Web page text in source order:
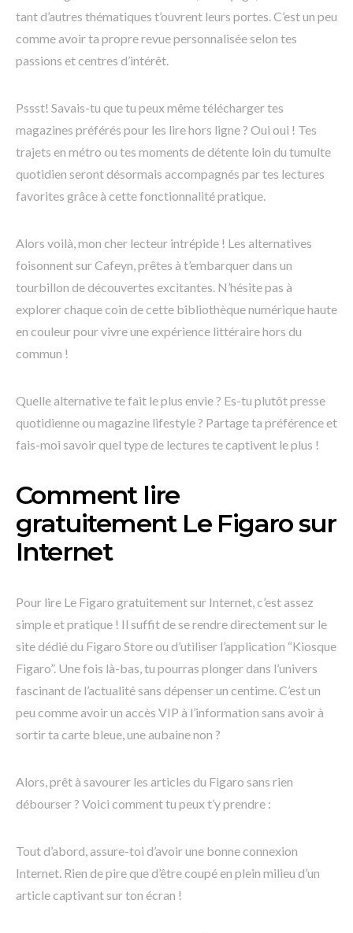
tant d’autres thématiques t’ouvrent leurs portes. C’est un peu
comme avoir ta propre revue personnalisée selon tes
passions et centres d’intérêt.
Pssst! Savais-tu que tu peux même télécharger tes
magazines préférés pour les lire hors ligne ? Oui oui ! Tes
trajets en métro ou tes moments de détente loin du tumulte
quotidien seront désormais accompagnés par tes lectures
favorites grâce à cette fonctionnalité pratique.
Alors voilà, mon cher lecteur intrépide ! Les alternatives
foisonnent sur Cafeyn, prêtes à t’embarquer dans un
tourbillon de découvertes excitantes. N’hésite pas à
explorer chaque coin de cette bibliothèque numérique haute
en couleur pour vivre une expérience littéraire hors du
commun !
Quelle alternative te fait le plus envie ? Es-tu plutôt presse
quotidienne ou magazine lifestyle ? Partage ta préférence et
fais-moi savoir quel type de lectures te captivent le plus !
Comment lire
gratuitement Le Figaro sur
Internet
Pour lire Le Figaro gratuitement sur Internet, c’est assez
simple et pratique ! Il suffit de se rendre directement sur le
site dédié du Figaro Store ou d’utiliser l’application “Kiosque
Figaro”. Une fois là-bas, tu pourras plonger dans l’univers
fascinant de l’actualité sans dépenser un centime. C’est un
peu comme avoir un accès VIP à l’information sans avoir à
sortir ta carte bleue, une aubaine non ?
Alors, prêt à savourer les articles du Figaro sans rien
débourser ? Voici comment tu peux t’y prendre :
Tout d’abord, assure-toi d’avoir une bonne connexion
Internet. Rien de pire que d’être coupé en plein milieu d’un
article captivant sur ton écran !